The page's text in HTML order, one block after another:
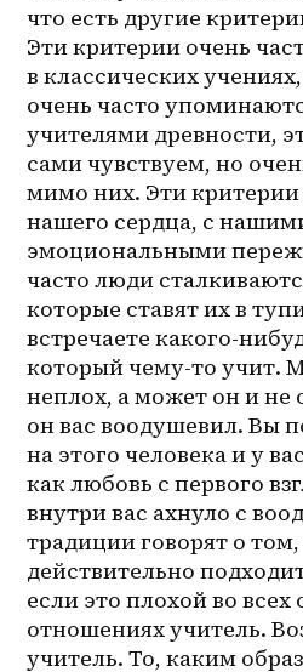
что есть другие
Эти критерии очень
в классических
очень часто
учителями древности,
сами чувствуем, но
мимо них. Эти критерии
нашего сердца, с
эмоциональными
часто люди
которые ставят их в
встречаете какого-
который чему-то учит.
неплох, а может он и
он вас воодушевил. Вы
на этого человека и у
как любовь с первого
внутри вас ахнуло с
традиции говорят о
действительно
если это плохой во
отношениях учитель.
учитель. То, каким